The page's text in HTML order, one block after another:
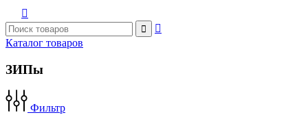



Каталог товаров
ЗИПы
Фильтр